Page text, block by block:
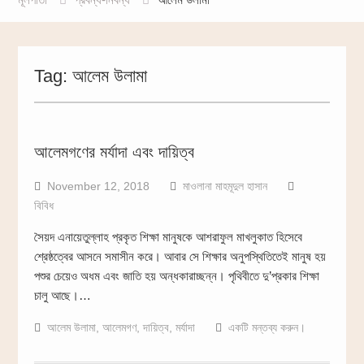
Tag: আলেম উলামা
আলেমগণের মর্যাদা এবং দায়িত্ব
November 12, 2018
মাওলানা মাহমূদুল হাসান
বিবিধ
সৈয়দ এনায়েতুল্লাহ প্রকৃত শিক্ষা মানুষকে আশরাফুল মাখলুকাত হিসেবে
শ্রেষ্ঠত্বের আসনে সমাসীন করে। আবার সে শিক্ষার অনুপস্থিতিতেই মানুষ হয়
পশুর চেয়েও অধম এবং জাতি হয় অন্ধকারাচ্ছন্ন। পৃথিবীতে দু’প্রকার শিক্ষা
চালু আছে।…
আলেম উলামা, আলেমগণ,দায়িত্ব, মর্যাদা একটি মন্তব্য করুন।